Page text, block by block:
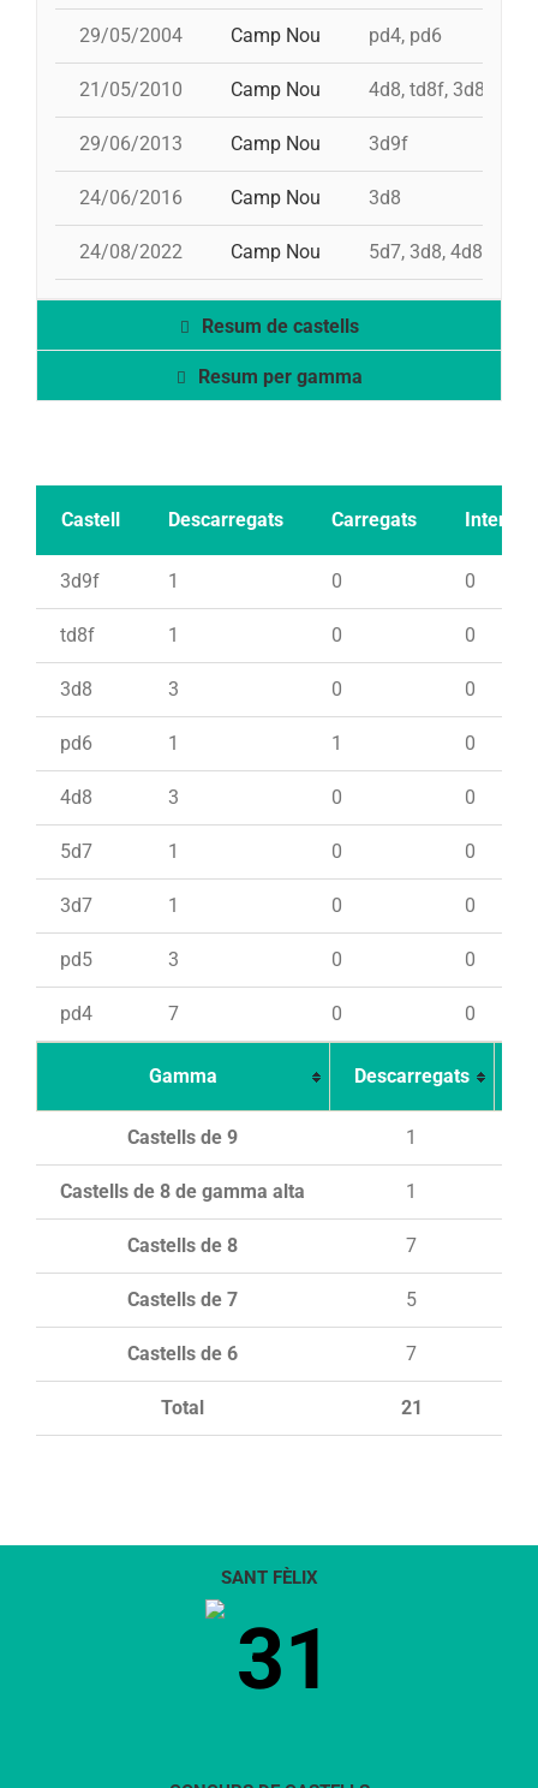
29/05/2004 Camp Nou pd4, pd6
21/05/2010 Camp Nou 4d8, td8f, 3d8,
29/06/2013 Camp Nou 3d9f
24/06/2016 Camp Nou 3d8
24/08/2022 Camp Nou 5d7, 3d8, 4d8,
Resum de castells
Resum per gamma
Castell Descarregats Carregats Intents
3d9f 1 0 0
td8f 1 0 0
3d8 3 0 0
pd6 1 1 0
4d8 3 0 0
5d7 1 0 0
3d7 1 0 0
pd5 3 0 0
pd4 7 0 0
Gamma Descarregats
Total 21
Castells de 9 1
Castells de 8 de gamma alta 1
Castells de 8 7
Castells de 7 5
Castells de 6 7
SANT FÈLIX
31